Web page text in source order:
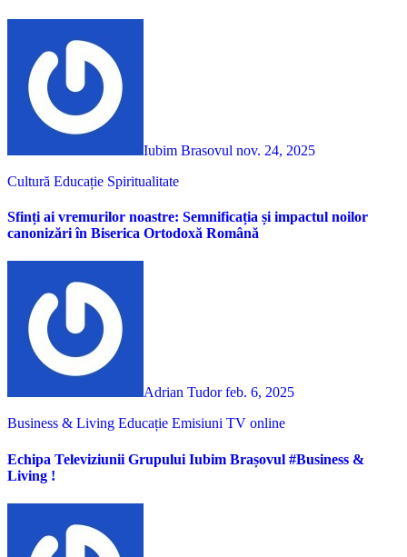
Iubim Brasovul nov. 24, 2025
Cultură Educație Spiritualitate
Sfinți ai vremurilor noastre: Semnificația și impactul noilor
canonizări în Biserica Ortodoxă Română
Adrian Tudorfeb. 6, 2025
Business & Living Educație Emisiuni TV online
Echipa Televiziunii Grupului Iubim Brașovul #Business &
Living !